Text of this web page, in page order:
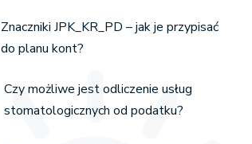
Znaczniki JPK_KR_PD – jak je przypisać
do planu kont?
Czy możliwe jest odliczenie usług
stomatologicznych od podatku?